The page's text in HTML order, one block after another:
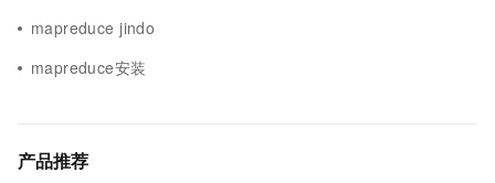
mapreduce jindo
mapreduce安装
产品推荐